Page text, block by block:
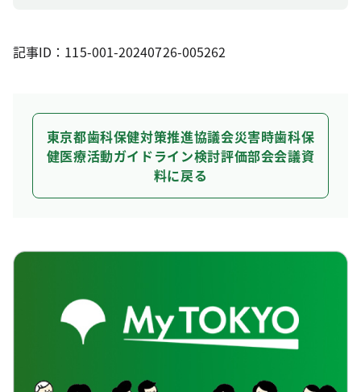
記事ID：115-001-20240726-005262
東京都歯科保健対策推進協議会災害時歯科保
健医療活動ガイドライン検討評価部会会議資
料に戻る